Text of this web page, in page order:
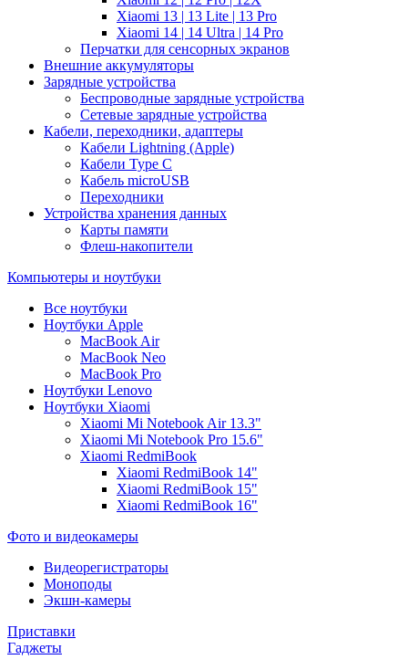
Xiaomi 13 | 13 Lite | 13 Pro
Xiaomi 14 | 14 Ultra | 14 Pro
Перчатки для сенсорных экранов
Внешние аккумуляторы
Зарядные устройства
Беспроводные зарядные устройства
Сетевые зарядные устройства
Кабели, переходники, адаптеры
Кабели Lightning (Apple)
Кабели Type C
Кабель microUSB
Переходники
Устройства хранения данных
Карты памяти
Флеш-накопители
Компьютеры и ноутбуки
Все ноутбуки
Ноутбуки Apple
MacBook Air
MacBook Neo
MacBook Pro
Ноутбуки Lenovo
Ноутбуки Xiaomi
Xiaomi Mi Notebook Air 13.3"
Xiaomi Mi Notebook Pro 15.6"
Xiaomi RedmiBook
Xiaomi RedmiBook 14"
Xiaomi RedmiBook 15"
Xiaomi RedmiBook 16"
Фото и видеокамеры
Видеорегистраторы
Моноподы
Экшн-камеры
Приставки
Гаджеты